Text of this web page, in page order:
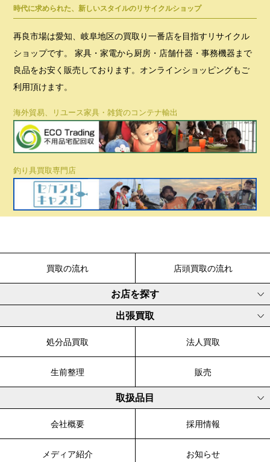
時代に求められた、新しいスタイルのリサイクルショップ
再良市場は愛知、岐阜地区の買取り一番店を目指すリサイクル
ショップです。 家具・家電から厨房・店舗什器・事務機器まで
良品をお安く販売しております。オンラインショッピングもご
利用頂けます。
海外貿易、リユース家具・雑貨のコンテナ輸出
釣り具買取専門店
買取の流れ 店頭買取の流れ
お店を探す
出張買取
処分品買取 法人買取
生前整理 販売
取扱品目
会社概要 採用情報
メディア紹介 お知らせ